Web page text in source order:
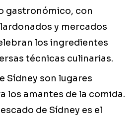
gastronómico, con
y mercados
los ingredientes
técnicas culinarias.
Sídney son lugares
los amantes de la comida.
de Sídney es el